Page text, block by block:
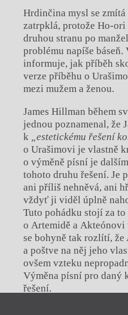
Hrdinčina mysl se
zatrpklá, protože Ho-
druhou stranu po
problému napíše báseň.
informuje, jak příběh
verze příběhu o
mezi mužem a ženou.
James Hillman během
jednou poznamenal, že
k
„estetickému řešení
o Urašimovi je vlastně
o výměně písní je
tohoto druhu řešení. Je
ani příliš nehněvá, ani
vždyť ji viděl úplně
Tuto pohádku stojí za
o Artemidě a
se bohyně tak rozlítí,
a poštve na něj jeho
ovšem vzteku
Výměna písní pro daný
řešení.